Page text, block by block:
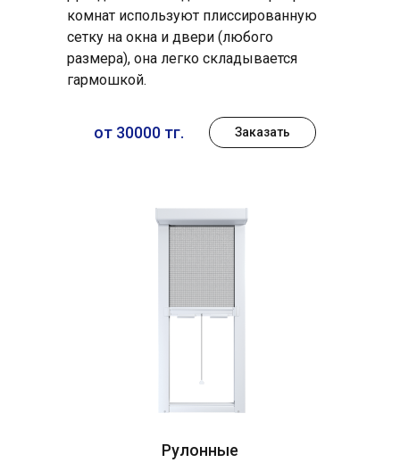
комнат используют плиссированную
сетку на окна и двери (любого
размера), она легко складывается
гармошкой.
от 30000 тг. Заказать
Рулонные